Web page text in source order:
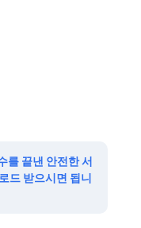
를 끝낸 안전한 서
드 받으시면 됩니